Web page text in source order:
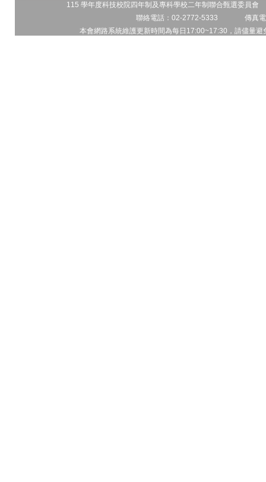
115 學年度科技校院四年制及專科學校二年制聯合甄選委員
聯絡電話：02-2772-5333 傳真
本會網路系統維護更新時間為每日17:00~17:30，請儘量